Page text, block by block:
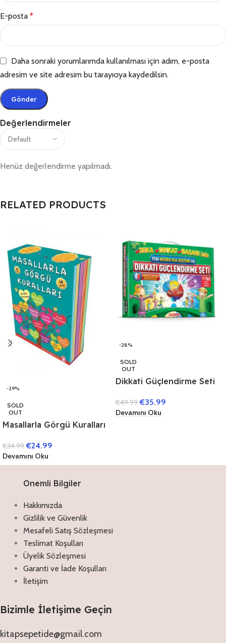
Değerlendirmeler
Henüz değerlendirme yapılmadı.
E-posta *
Daha sonraki yorumlarımda kullanılması için adım, e-posta
adresim ve site adresim bu tarayıcıya kaydedilsin.
RELATED PRODUCTS
-29%
SOLD
OUT
Masallarla Görgü Kuralları
€34.99 €24.99
Devamını Oku
-28%
SOLD
OUT
Dikkati Güçlendirme Seti
€49.99 €35.99
Devamını Oku
Onemli Bilgiler
Hakkımızda
Gizlilik ve Güvenlik
Mesafeli Satış Sözleşmesi
Teslimat Koşulları
Üyelik Sözleşmesi
Garanti ve İade Koşulları
İletişim
Bizimle İletişime Geçin
kitapsepetide@gmail.com